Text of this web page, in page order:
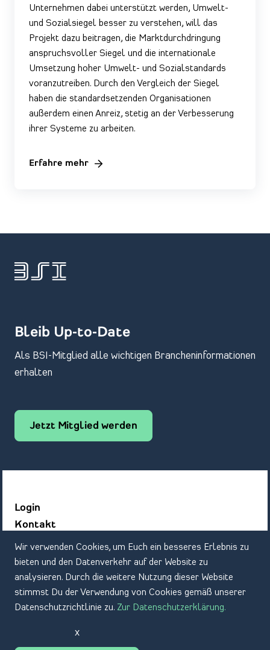
Unternehmen dabei unterstützt werden, Umwelt-
und Sozialsiegel besser zu verstehen, will das
Projekt dazu beitragen, die Marktdurchdringung
anspruchsvoller Siegel und die internationale
Umsetzung hoher Umwelt- und Sozialstandards
voranzutreiben. Durch den Vergleich der Siegel
haben die standardsetzenden Organisationen
außerdem einen Anreiz, stetig an der Verbesserung
ihrer Systeme zu arbeiten.
Erfahre mehr
Bleib Up-to-Date
Als BSI-Mitglied alle wichtigen Brancheninformationen
erhalten
Jetzt Mitglied werden
Login
Kontakt
Datenschutz
Impressum
Wir verwenden Cookies, um Euch ein besseres Erlebnis zu
bieten und den Datenverkehr auf der Website zu
analysieren. Durch die weitere Nutzung dieser Website
stimmst Du der Verwendung von Cookies gemäß unserer
Datenschutzrichtlinie zu. Zur Datenschutzerklärung.
x